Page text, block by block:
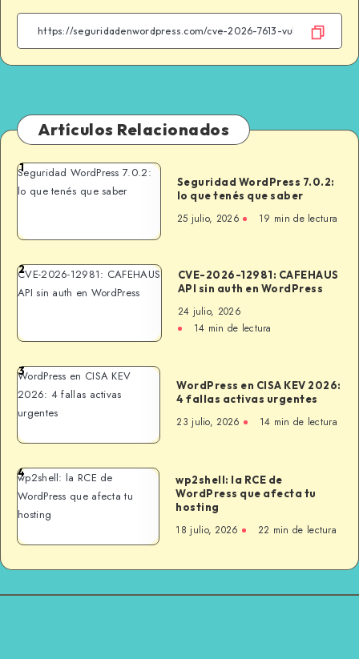
Artículos Relacionados
Seguridad WordPress 7.0.2:
lo que tenés que saber
1
Seguridad WordPress 7.0.2:
lo que tenés que saber
25 julio, 2026 19 min de lectura
CVE-2026-12981: CAFEHAUS
API sin auth en WordPress
2
CVE-2026-12981: CAFEHAUS
API sin auth en WordPress
24 julio, 2026
14 min de lectura
WordPress en CISA KEV
2026: 4 fallas activas
urgentes
3
WordPress en CISA KEV 2026:
4 fallas activas urgentes
23 julio, 2026 14 min de lectura
wp2shell: la RCE de
WordPress que afecta tu
hosting
4
wp2shell: la RCE de
WordPress que afecta tu
hosting
18 julio, 2026 22 min de lectura